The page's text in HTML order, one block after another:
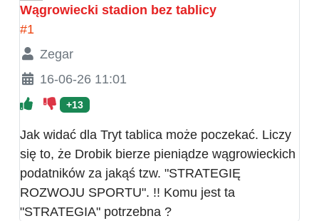
Wągrowiecki stadion bez tablicy
#1
Zegar
16-06-26 11:01
+13
Jak widać dla Tryt tablica może poczekać. Liczy
się to, że Drobik bierze pieniądze wągrowieckich
podatników za jakąś tzw. "STRATEGIĘ
ROZWOJU SPORTU". !! Komu jest ta
"STRATEGIA" potrzebna ?